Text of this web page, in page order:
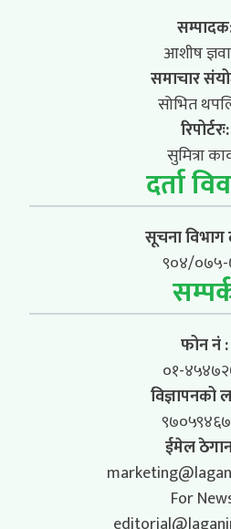
आशीष
समाचार
सोभित
रिपोर्टरः:
सुमित्रा
दर्ता
सूचना विभाग
९०४/
फोन नं :
०१-
विज्ञापनको
ईमेल
For